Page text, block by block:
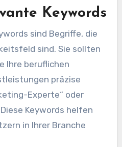
Keywords
sind Begriffe, die
sind. Sie sollten
Ihre beruflichen
präzise
Experte“ oder
Keywords helfen
in Ihrer Branche